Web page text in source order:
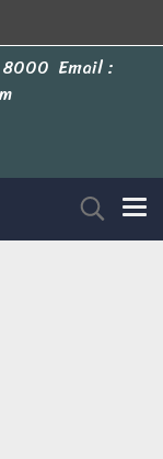
Email :